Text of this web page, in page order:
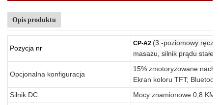
Opis produktu
Pozycja nr
CP-A2 (3 -poziomowy
masażu, silnik prądu
Opcjonalna konfiguracja
15% zmotoryzowane
Ekran koloru TFT;
Silnik DC
Mocy znamionowe 0,8